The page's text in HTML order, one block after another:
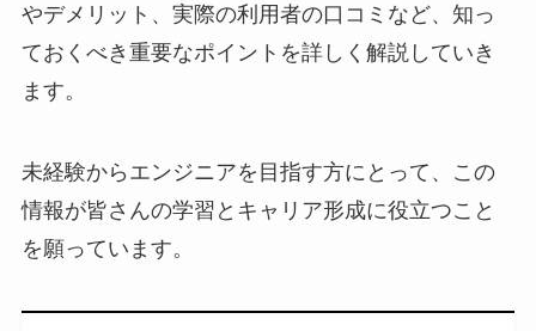
やデメリット、実際の利用者の口コミなど、知っ
ておくべき重要なポイントを詳しく解説していき
ます。
未経験からエンジニアを目指す方にとって、この
情報が皆さんの学習とキャリア形成に役立つこと
を願っています。